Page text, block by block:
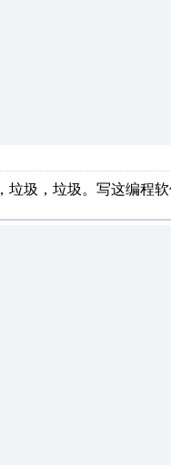
垃圾，垃圾。写这编程